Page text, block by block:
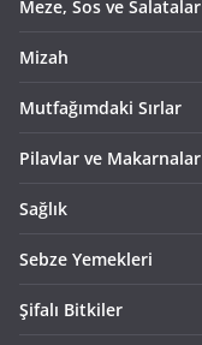
Meze, Sos ve Salatalar
Mizah
Mutfağımdaki Sırlar
Pilavlar ve Makarnalar
Sağlık
Sebze Yemekleri
Şifalı Bitkiler